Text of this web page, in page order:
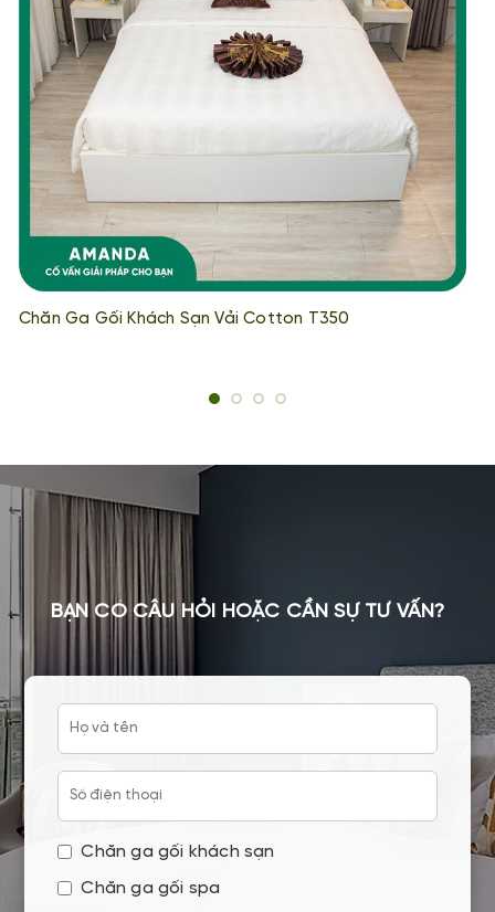
Chăn Ga Gối Khách Sạn Vải Cotton T350
BẠN CÓ CÂU HỎI HOẶC CẦN SỰ TƯ VẤN?
Chăn ga gối khách sạn
Chăn ga gối spa